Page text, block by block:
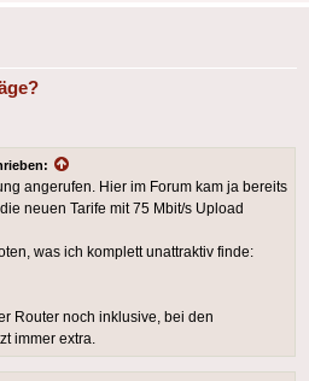
angerufen. Hier im Forum kam ja bereits
neuen Tarife mit 75 Mbit/s Upload
was ich komplett unattraktiv finde:
Router noch inklusive, bei den
immer extra.